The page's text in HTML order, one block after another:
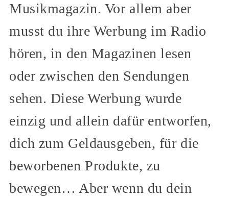
Musikmagazin. Vor allem aber
musst du ihre Werbung im Radio
hören, in den Magazinen lesen
oder zwischen den Sendungen
sehen. Diese Werbung wurde
einzig und allein dafür entworfen,
dich zum Geldausgeben, für die
beworbenen Produkte, zu
bewegen… Aber wenn du dein